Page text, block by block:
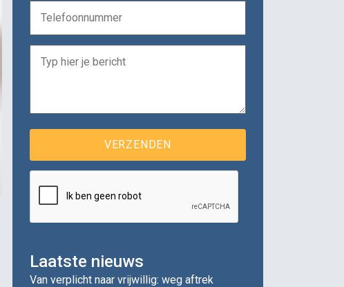
Laatste nieuws
Van verplicht naar vrijwillig: weg aftrek